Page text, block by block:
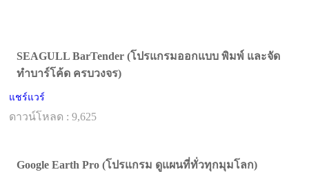
SEAGULL BarTender (โปรแกรมออกแบบ พิมพ์ และจัด
ทำบาร์โค้ด ครบวงจร)
แชร์แวร์
ดาวน์โหลด : 9,625
Google Earth Pro (โปรแกรม ดูแผนที่ทั่วทุกมุมโลก)